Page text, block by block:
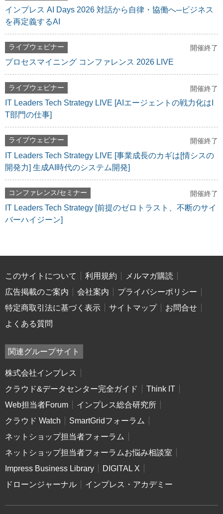
インプレス AI Days 2026 対話から自律・協働へ─ビジネス
を再定義するAI
ライブウェビナー 開催終了
プロセスマイニング コンファレンス 2026 LIVE
ライブウェビナー 開催終了
IT Leaders Tech Strategy LIVE [AIエージェントの戦力化はI
T部門の仕事]
ライブウェビナー 開催終了
IT Leaders Tech Strategy LIVE [事業成長のカギは[情シスの
開発力] 生成AI時代のシステム開発]
コンファレンス/セミナー 開催終了
IT Leaders Tech Strategy [前提のゼロトラスト、不断のサイ
バーハイジーン]
このサイトについて 利用規約
メルマガ購読
広告掲載のご案内
会社案内
プライバシーポリシー
特定商取引法に基づく表示
サイトマップ
お問合せ
よくある質問
関連グループサイト
株式会社インプレス
クラウド&データセンター完全ガイド
Think IT
Web担当者Forum
インプレス総合研究所
クラウド Watch
SmartGridフォーラム
ネットショップ担当者フォーラム
ネットショップ担当者フォーラムお悩み相談室
Impress Business Library
DIGITAL X
ドローンジャーナル
インプレス・アカデミー